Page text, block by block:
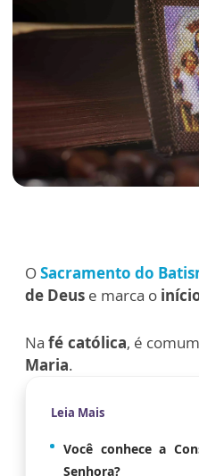
OSacramento do
de Deus e marca o
Nafé católica, é
Maria.
Leia Mais
Você conhece a
Senhora?